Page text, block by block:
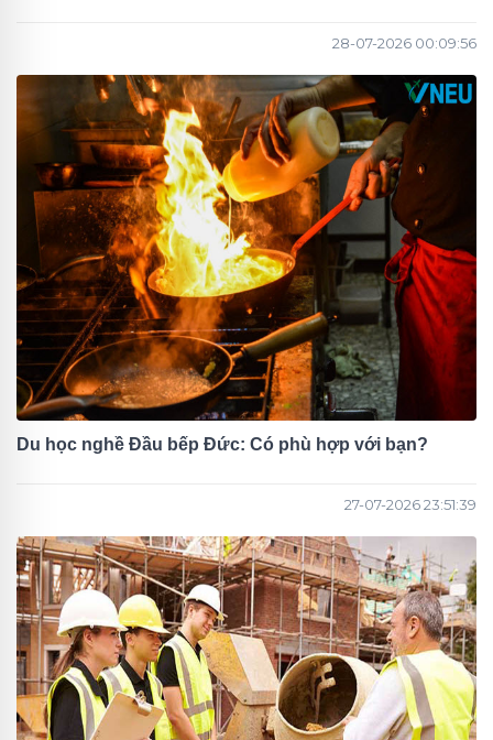
28-07-2026 00:09:56
Du học nghề Đầu bếp Đức: Có phù hợp với bạn?
27-07-2026 23:51:39